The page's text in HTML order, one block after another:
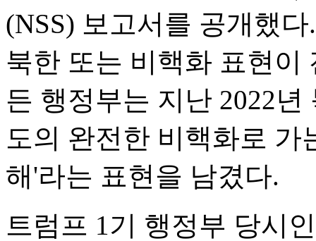
(NSS) 보고서를 공개했
북한 또는 비핵화 표현이
든 행정부는 지난 2022
도의 완전한 비핵화로 가
해'라는 표현을 남겼다.
트럼프 1기 행정부 당시